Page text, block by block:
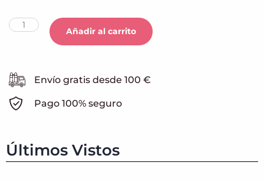
Añadir al carrito
Envío gratis desde 100 €
Pago 100% seguro
Últimos Vistos